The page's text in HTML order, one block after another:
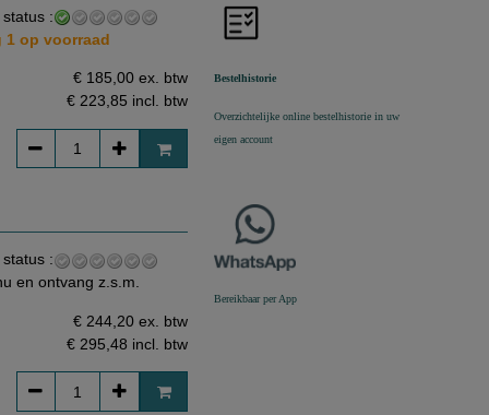
:
1 op voorraad
€ 185,00 ex. btw
€ 223,85 incl. btw
:
en ontvang z.s.m.
€ 244,20 ex. btw
€ 295,48 incl. btw
Bestelhistorie
Overzichtelijke online bestelhistorie in uw
eigen account
Bereikbaar per App